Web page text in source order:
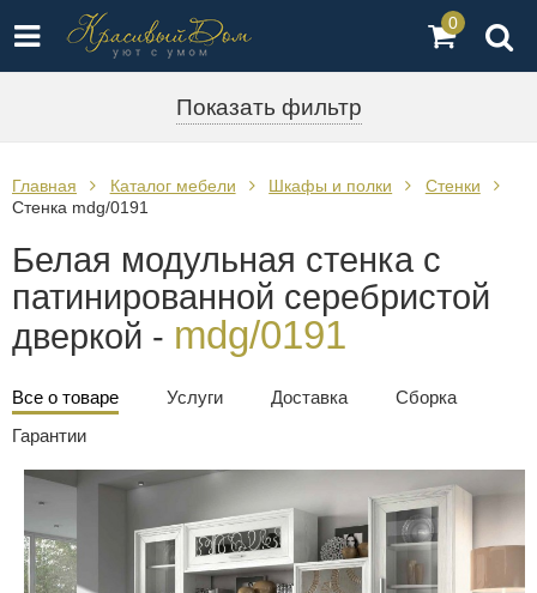
0
Показать фильтр
Главная Каталог мебели Шкафы и полки
Стенки
Стенка mdg/0191
Белая модульная стенка с
патинированной серебристой
дверкой - mdg/0191
Все о товаре Услуги Доставка
Сборка
Гарантии